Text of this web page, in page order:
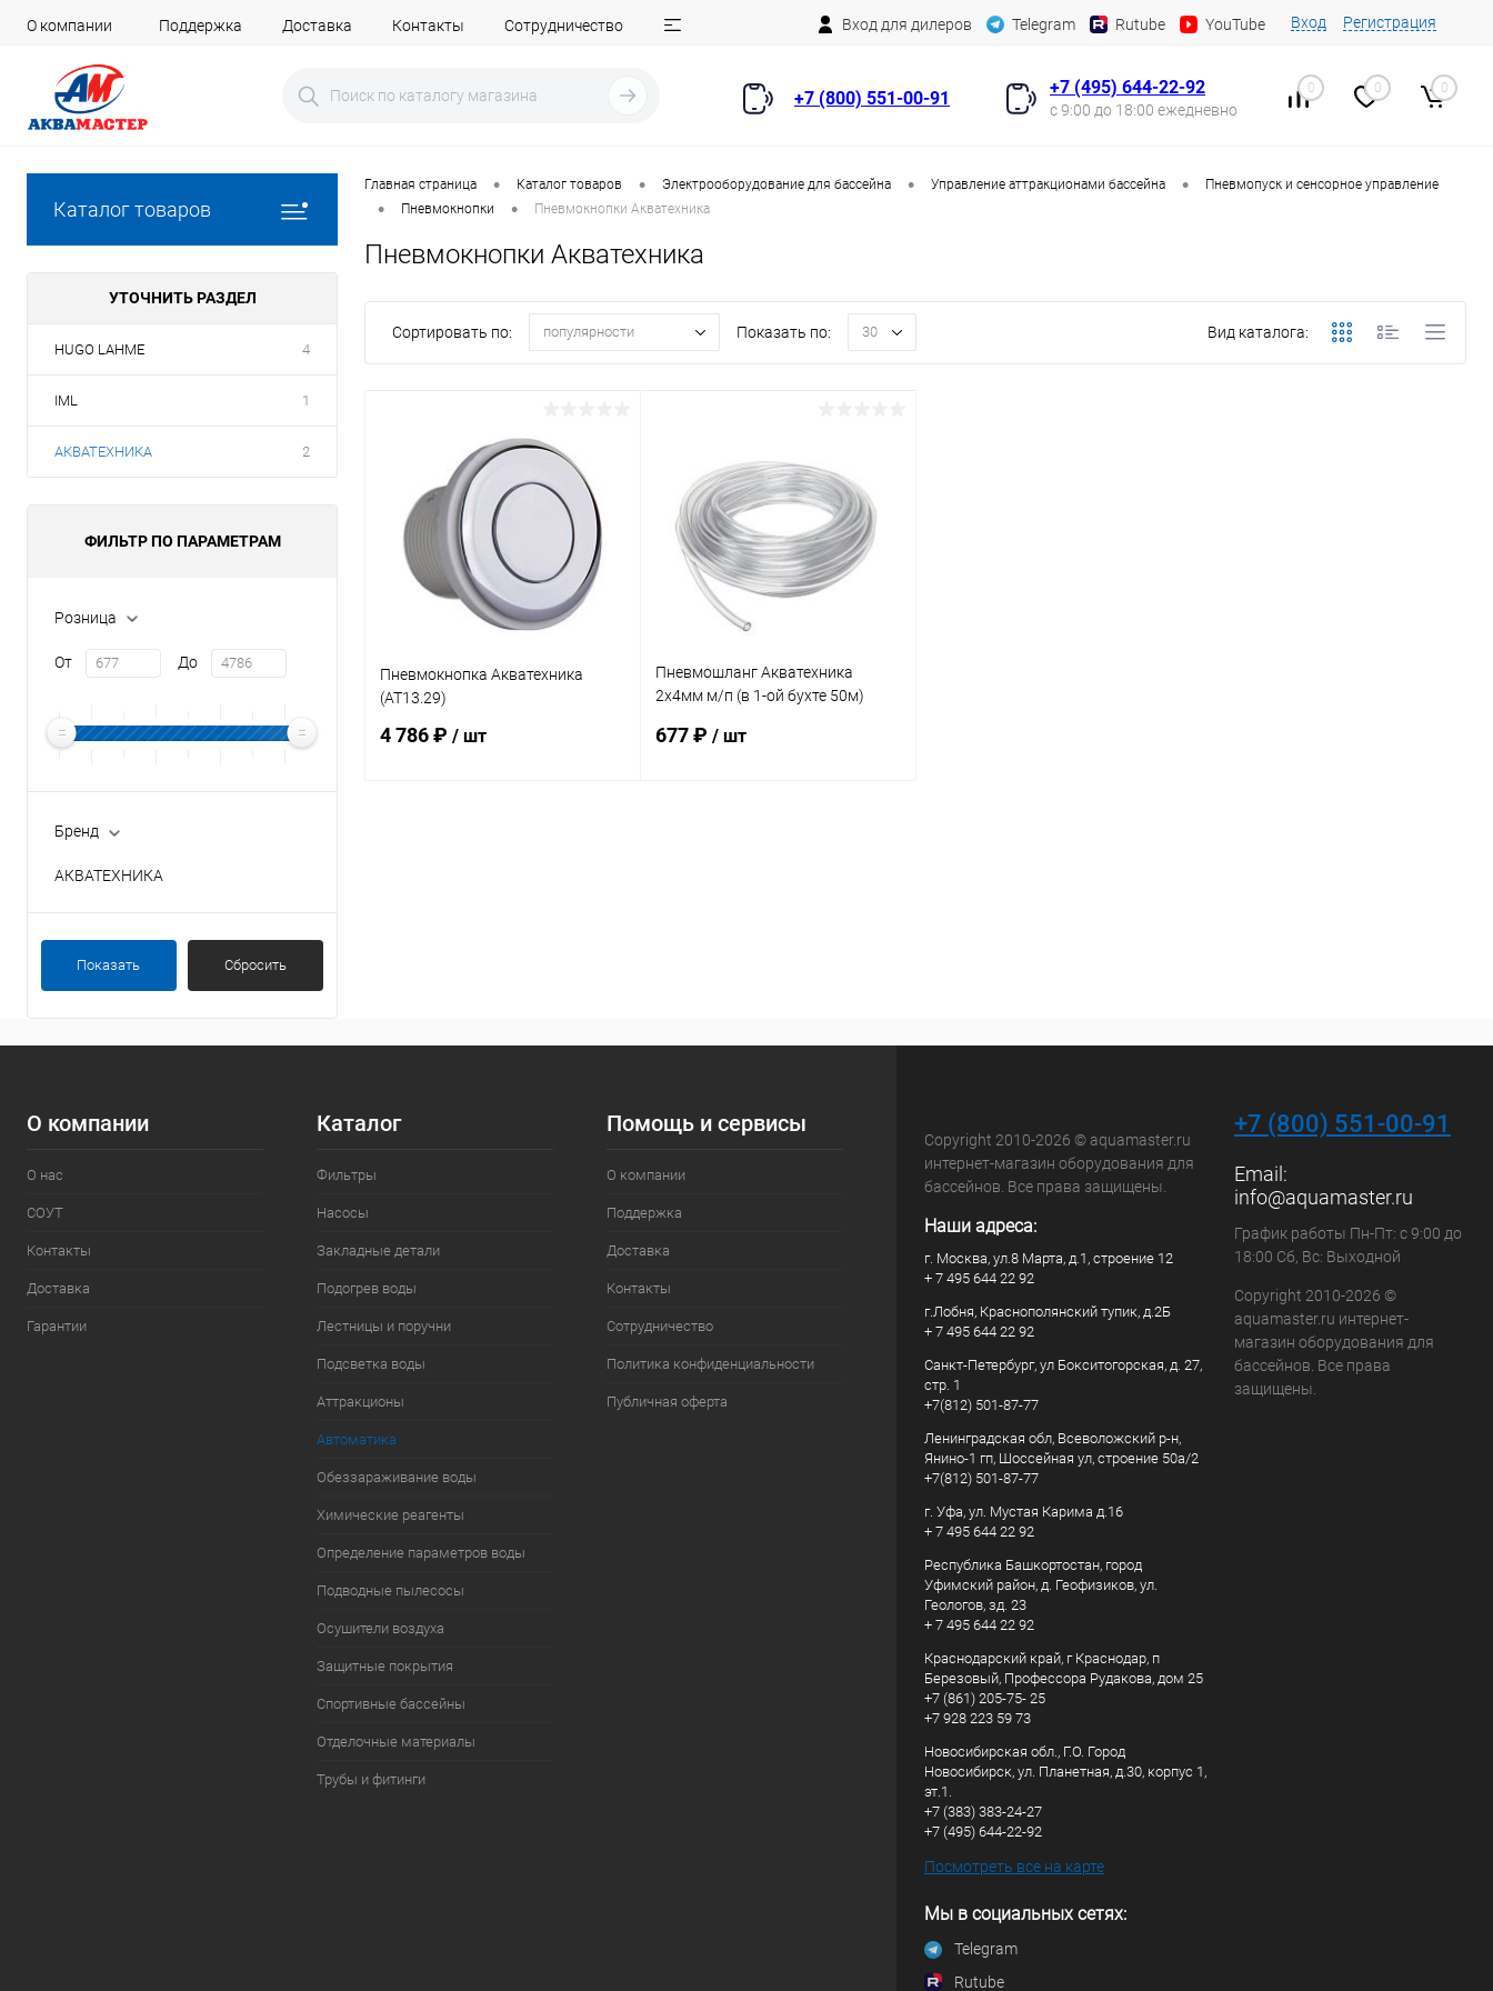
О компании Поддержка Доставка Контакты Сотрудничество Вход для дилеров Telegram Rutube YouTube Вход Регистрация
+7 (800) 551-00-91
+7 (495) 644-22-92
с 9:00 до 18:00 ежедневно
0 0 0
Каталог товаров
УТОЧНИТЬ РАЗДЕЛ
HUGO LAHME 4
IML 1
АКВАТЕХНИКА 2
ФИЛЬТР ПО ПАРАМЕТРАМ
Розница
От До
Бренд
АКВАТЕХНИКА
Показать Сбросить
Главная страница • Каталог товаров • Электрооборудование для бассейна • Управление аттракционами бассейна • Пневмопуск и сенсорное управление
• Пневмокнопки • Пневмокнопки Акватехника
Пневмокнопки Акватехника
Сортировать по: популярности Показать по: 30 Вид каталога:
Пневмокнопка Акватехника
(AT13.29)
4 786 ₽ / шт
Пневмошланг Акватехника
2х4мм м/п (в 1-ой бухте 50м)
677 ₽ / шт
О компании
О нас
СОУТ
Контакты
Доставка
Гарантии
Каталог
Фильтры
Насосы
Закладные детали
Подогрев воды
Лестницы и поручни
Подсветка воды
Аттракционы
Автоматика
Обеззараживание воды
Химические реагенты
Определение параметров воды
Подводные пылесосы
Осушители воздуха
Защитные покрытия
Спортивные бассейны
Отделочные материалы
Трубы и фитинги
Помощь и сервисы
О компании
Поддержка
Доставка
Контакты
Сотрудничество
Политика конфиденциальности
Публичная оферта
Copyright 2010-2026 © aquamaster.ru
интернет-магазин оборудования для
бассейнов. Все права защищены.
Наши адреса:
г. Москва, ул.8 Марта, д.1, строение 12
+ 7 495 644 22 92
г.Лобня, Краснополянский тупик, д.2Б
+ 7 495 644 22 92
Санкт-Петербург, ул Бокситогорская, д. 27,
стр. 1
+7(812) 501-87-77
Ленинградская обл, Всеволожский р-н,
Янино-1 гп, Шоссейная ул, строение 50а/2
+7(812) 501-87-77
г. Уфа, ул. Мустая Карима д.16
+ 7 495 644 22 92
Республика Башкортостан, город
Уфимский район, д. Геофизиков, ул.
Геологов, зд. 23
+ 7 495 644 22 92
Краснодарский край, г Краснодар, п
Березовый, Профессора Рудакова, дом 25
+7 (861) 205-75- 25
+7 928 223 59 73
Новосибирская обл., Г.О. Город
Новосибирск, ул. Планетная, д.30, корпус 1,
эт.1.
+7 (383) 383-24-27
+7 (495) 644-22-92
Посмотреть все на карте
Мы в социальных сетях:
Telegram
Rutube
+7 (800) 551-00-91
Email:
info@aquamaster.ru
График работы Пн-Пт: с 9:00 до
18:00 Сб, Вс: Выходной
Copyright 2010-2026 ©
aquamaster.ru интернет-
магазин оборудования для
бассейнов. Все права
защищены.